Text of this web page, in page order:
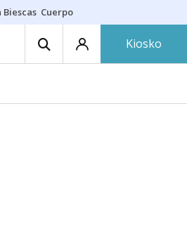
Cuerpo ría
Kiosko